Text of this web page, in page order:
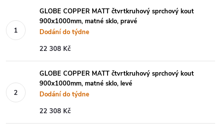
GLOBE COPPER MATT čtvrtkruhový sprchový kout
900x1000mm, matné sklo, pravé
Dodání do týdne
22 308 Kč
GLOBE COPPER MATT čtvrtkruhový sprchový kout
900x1000mm, matné sklo, levé
Dodání do týdne
22 308 Kč